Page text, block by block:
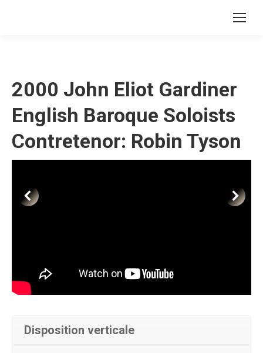
2000 John Eliot Gardiner
English Baroque Soloists
Contretenor: Robin Tyson
Disposition verticale